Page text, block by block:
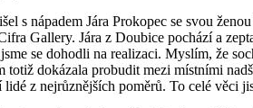
s nápadem Jára Prokopec se svou
Gallery. Jára z Doubice pochází a
se dohodli na realizaci. Myslím, že
totiž dokázala probudit mezi místními
lidé z nejrůznějších poměrů. To celé věci